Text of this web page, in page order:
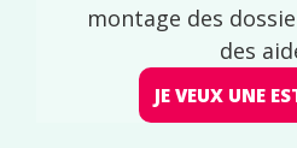
montage des
des
JE VEUX UNE